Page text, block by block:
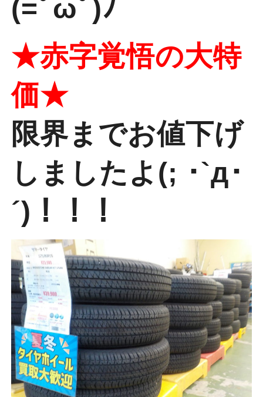
(=ﾟωﾟ)ﾉ
★赤字覚悟の大特
価★
限界までお値下げ
しましたよ(; ･`д･
´)！！！